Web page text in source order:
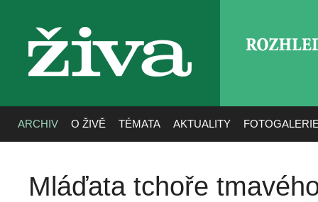
živa
ARCHIV O ŽIVĚ TÉMATA AKTUALITY
Mláďata tchoře